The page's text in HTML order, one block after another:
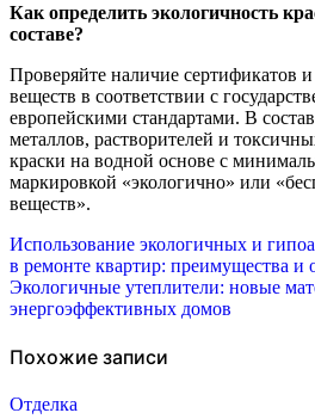
Как определить экологичность
составе?
Проверяйте наличие сертификатов
веществ в соответствии с
европейскими стандартами. В
металлов, растворителей и
краски на водной основе с
маркировкой «экологично» или
веществ».
Навигация
по
записям
Использование экологичных и
в ремонте квартир: преимущества и
Экологичные утеплители: новые
энергоэффективных домов
Похожие записи
Отделка